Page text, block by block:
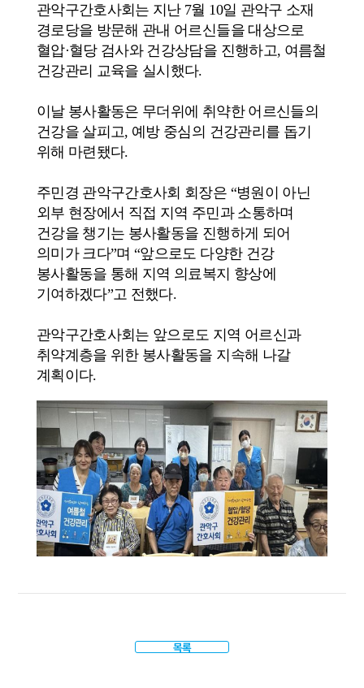
관악구간호사회는 지난 7월 10일 관악구 소재
경로당을 방문해 관내 어르신들을 대상으로
혈압·혈당 검사와 건강상담을 진행하고, 여름철
건강관리 교육을 실시했다.
이날 봉사활동은 무더위에 취약한 어르신들의
건강을 살피고, 예방 중심의 건강관리를 돕기
위해 마련됐다.
주민경 관악구간호사회 회장은 “병원이 아닌
외부 현장에서 직접 지역 주민과 소통하며
건강을 챙기는 봉사활동을 진행하게 되어
의미가 크다”며 “앞으로도 다양한 건강
봉사활동을 통해 지역 의료복지 향상에
기여하겠다”고 전했다.
관악구간호사회는 앞으로도 지역 어르신과
취약계층을 위한 봉사활동을 지속해 나갈
계획이다.
목록